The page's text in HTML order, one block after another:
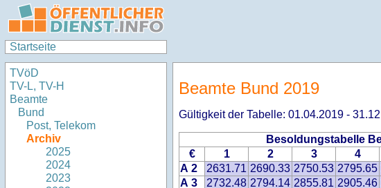
Startseite
TVöD
TV-L, TV-H
Beamte
Bund
Post, Telekom
Archiv
2025
2024
2023
Beamte Bund 2019
Gültigkeit der Tabelle: 01.04.2019 -
Besoldungstabelle
€
1 2 3 4
A 2
2631.71 2690.33 2750.53 2795.65
A 3
2732.48 2794.14 2855.81 2905.46